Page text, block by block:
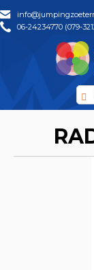
06-24234770 (079-